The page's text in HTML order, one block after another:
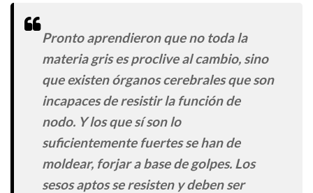
Pronto aprendieron que no toda la
materia gris es proclive al cambio, sino
que existen órganos cerebrales que son
incapaces de resistir la función de
nodo. Y los que sí son lo
suficientemente fuertes se han de
moldear, forjar a base de golpes. Los
sesos aptos se resisten y deben ser